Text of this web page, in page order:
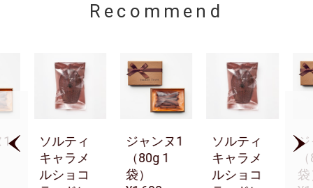
Recommend
1
ソルティ
キャラメ
ルショコ
ジャンヌ1
（80g 1
袋）
ソルティ
キャラメ
ルショコ
ジ